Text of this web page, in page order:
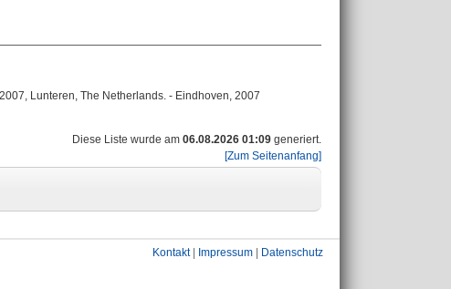
Lunteren, The Netherlands. - Eindhoven, 2007
Diese Liste wurde am 06.08.2026 01:09 generiert.
[Zum Seitenanfang]
Kontakt| Impressum Datenschutz